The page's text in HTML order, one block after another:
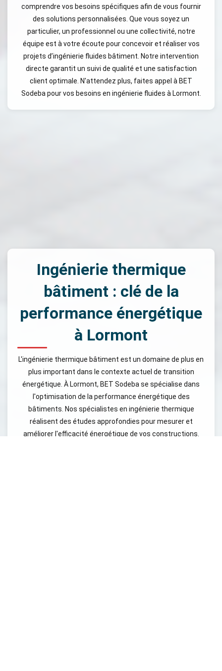
comprendre vos besoins spécifiques afin de vous fournir
des solutions personnalisées. Que vous soyez un
particulier, un professionnel ou une collectivité, notre
équipe est à votre écoute pour concevoir et réaliser vos
projets d’ingénierie fluides bâtiment. Notre intervention
directe garantit un suivi de qualité et une satisfaction
client optimale. N'attendez plus, faites appel à BET
Sodeba pour vos besoins en ingénierie fluides à Lormont.
Ingénierie thermique
bâtiment : clé de la
performance énergétique
à Lormont
L'ingénierie thermique bâtiment est un domaine de plus en
plus important dans le contexte actuel de transition
énergétique. À Lormont, BET Sodeba se spécialise dans
l'optimisation de la performance énergétique des
bâtiments. Nos spécialistes en ingénierie thermique
réalisent des études approfondies pour mesurer et
améliorer l'efficacité énergétique de vos constructions.